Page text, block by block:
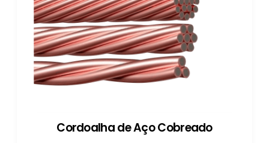
Cordoalha de Aço Cobreado